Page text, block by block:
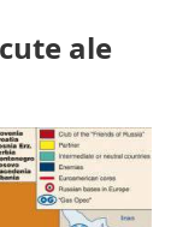
ale